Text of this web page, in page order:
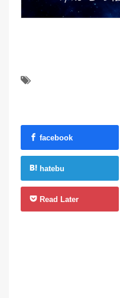
facebook
hatebu
Read Later